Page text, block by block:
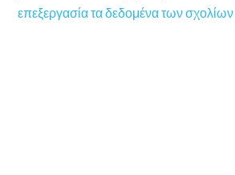
επεξεργασία τα δεδομένα των